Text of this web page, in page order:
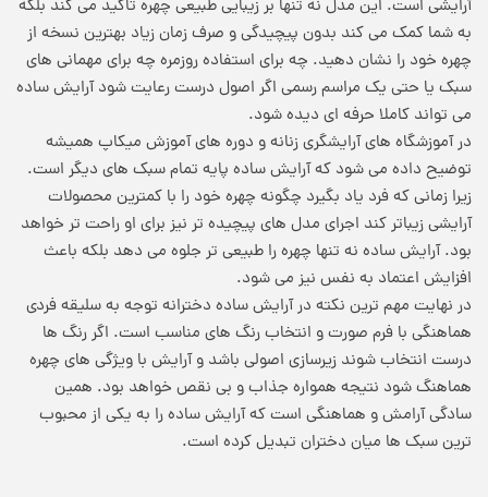
آرایشی است. این مدل نه تنها بر زیبایی طبیعی چهره تاکید می کند بلکه
به شما کمک می کند بدون پیچیدگی و صرف زمان زیاد بهترین نسخه از
چهره خود را نشان دهید. چه برای استفاده روزمره چه برای مهمانی های
سبک یا حتی یک مراسم رسمی اگر اصول درست رعایت شود آرایش ساده
می تواند کاملا حرفه ای دیده شود.
در آموزشگاه های آرایشگری زنانه و دوره های آموزش میکاپ همیشه
توضیح داده می شود که آرایش ساده پایه تمام سبک های دیگر است.
زیرا زمانی که فرد یاد بگیرد چگونه چهره خود را با کمترین محصولات
آرایشی زیباتر کند اجرای مدل های پیچیده تر نیز برای او راحت تر خواهد
بود. آرایش ساده نه تنها چهره را طبیعی تر جلوه می دهد بلکه باعث
افزایش اعتماد به نفس نیز می شود.
در نهایت مهم ترین نکته در آرایش ساده دخترانه توجه به سلیقه فردی
هماهنگی با فرم صورت و انتخاب رنگ های مناسب است. اگر رنگ ها
درست انتخاب شوند زیرسازی اصولی باشد و آرایش با ویژگی های چهره
هماهنگ شود نتیجه همواره جذاب و بی نقص خواهد بود. همین
سادگی آرامش و هماهنگی است که آرایش ساده را به یکی از محبوب
ترین سبک ها میان دختران تبدیل کرده است.